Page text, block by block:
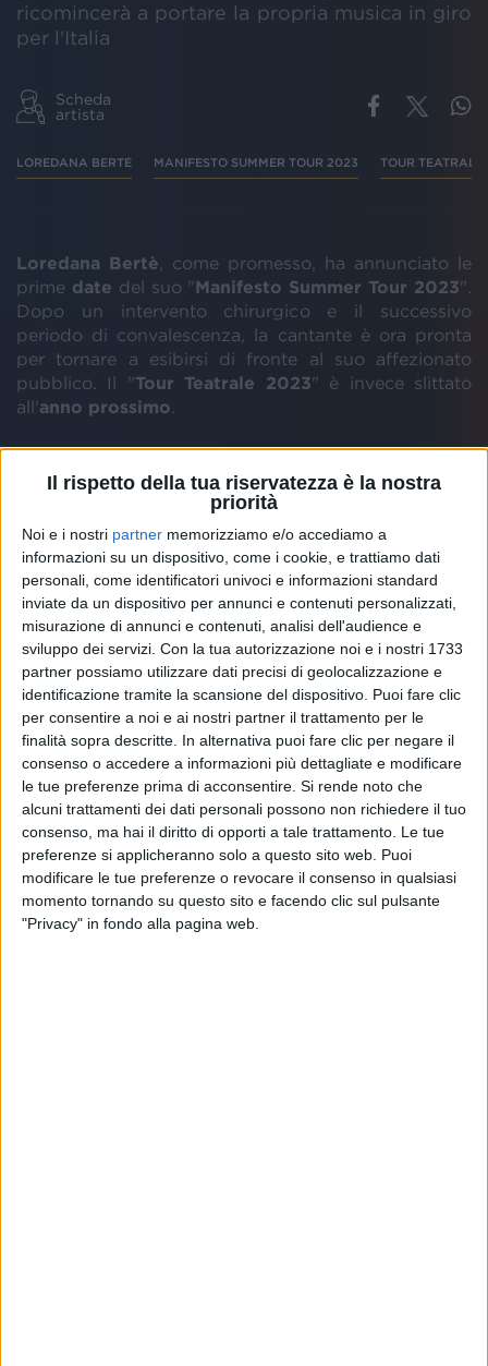
Il rispetto della tua riservatezza è la nostra
priorità
Noi e i nostri partner memorizziamo e/o accediamo a
informazioni su un dispositivo, come i cookie, e trattiamo dati
personali, come identificatori univoci e informazioni standard
inviate da un dispositivo per annunci e contenuti personalizzati,
misurazione di annunci e contenuti, analisi dell'audience e
sviluppo dei servizi. Con la tua autorizzazione noi e i nostri 1733
partner possiamo utilizzare dati precisi di geolocalizzazione e
identificazione tramite la scansione del dispositivo. Puoi fare clic
per consentire a noi e ai nostri partner il trattamento per le
finalità sopra descritte. In alternativa puoi fare clic per negare il
consenso o accedere a informazioni più dettagliate e modificare
le tue preferenze prima di acconsentire. Si rende noto che
alcuni trattamenti dei dati personali possono non richiedere il tuo
consenso, ma hai il diritto di opporti a tale trattamento. Le tue
preferenze si applicheranno solo a questo sito web. Puoi
modificare le tue preferenze o revocare il consenso in qualsiasi
momento tornando su questo sito e facendo clic sul pulsante
"Privacy" in fondo alla pagina web.
ricomincerà a portare la propria musica in giro
per l'Italia
Scheda
artista
LOREDANA BERTÈ MANIFESTO SUMMER TOUR 2023 TOUR
Loredana Bertè , come promesso, ha annunciato le
prime date del suo "Manifesto Summer Tour 2023".
Dopo un intervento chirurgico e il successivo
periodo di convalescenza, la cantante è ora pronta
per tornare a esibirsi di fronte al suo affezionato
pubblico. Il "Tour Teatrale 2023" è invece slittato
all'anno prossimo
augurano se ne aggiungano presto altre:
1 luglio - Ravarino (MO)
6 luglio - Genova (GE)
10 luglio - Villa Literno (CE)
27 luglio - Valmontone (RM)
10 agosto - Forte dei Marmi (LU)